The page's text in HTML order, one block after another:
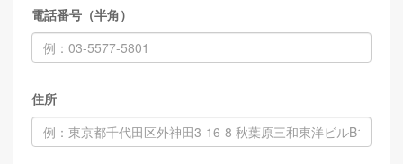
電話番号（半角）
住所